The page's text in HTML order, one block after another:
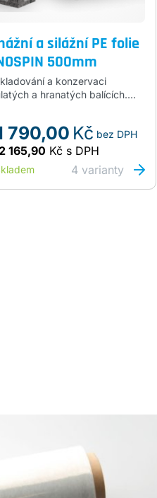
a silážní PE folie
500mm
a konzervaci
a hranatých balících.
Na plastové dutince.
790,00 Kč bez DPH
2 165,90 Kč s DPH
4 varianty